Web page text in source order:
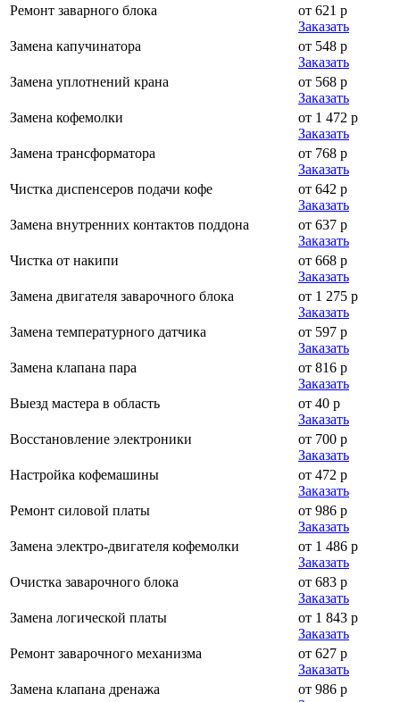
Ремонт заварного блока
от 621 р
Заказать
Замена капучинатора
от 548 р
Заказать
Замена уплотнений крана
от 568 р
Заказать
Замена кофемолки
от 1 472 р
Заказать
Замена трансформатора
от 768 р
Заказать
Чистка диспенсеров подачи кофе
от 642 р
Заказать
Замена внутренних контактов поддона
от 637 р
Заказать
Чистка от накипи
от 668 р
Заказать
Замена двигателя заварочного блока
от 1 275 р
Заказать
Замена температурного датчика
от 597 р
Заказать
Замена клапана пара
от 816 р
Заказать
Выезд мастера в область
от 40 р
Заказать
Восстановление электроники
от 700 р
Заказать
Настройка кофемашины
от 472 р
Заказать
Ремонт силовой платы
от 986 р
Заказать
Замена электро-двигателя кофемолки
от 1 486 р
Заказать
Очистка заварочного блока
от 683 р
Заказать
Замена логической платы
от 1 843 р
Заказать
Ремонт заварочного механизма
от 627 р
Заказать
Замена клапана дренажа
от 986 р